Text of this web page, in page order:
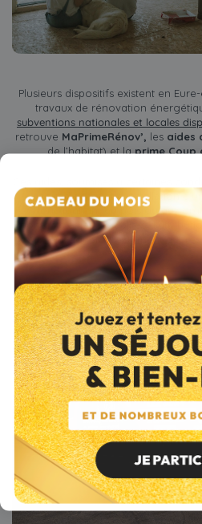
Plusieurs dispositifs existent en
travaux de rénovation
subventions nationales et locales
retrouve MaPrimeRénov’, lesaides
de l’habitat) et laprime Coup
Ces aides, soumises à certaines
coût d’achat et d’installation
fonctionnant au bois ou aux
montants et les modalités
vous renseigner directement